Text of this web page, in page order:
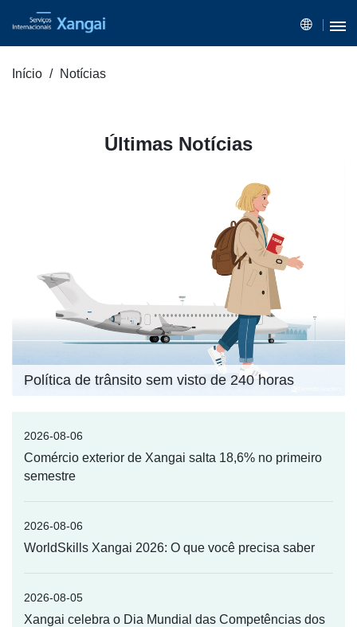
Início Notícias
Últimas Notícias
Política de trânsito sem visto de 240 horas
Ano Cultural China - Brasil
Primeira exposição
de Lina Bo Bardi na China é inaugurada em
Xangai
2026-08-06
Comércio exterior de Xangai salta 18,6% no primeiro
semestre
2026-08-06
WorldSkills Xangai 2026: O que você precisa saber
2026-08-05
Xangai celebra o Dia Mundial das Competências dos